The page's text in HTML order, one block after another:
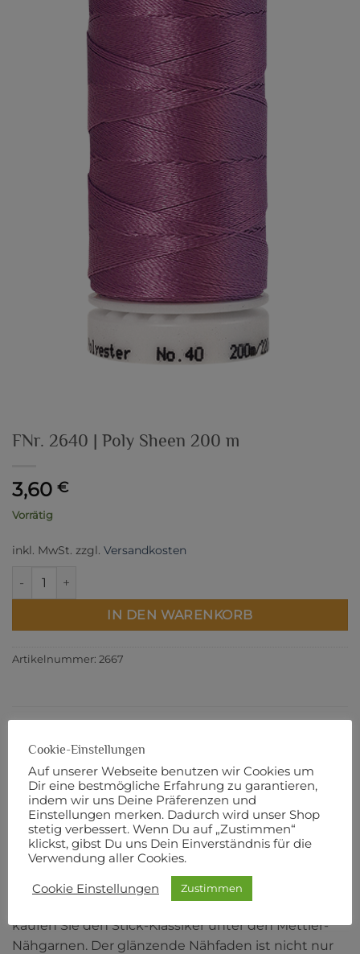
FNr. 2640 | Poly Sheen 200 m
3,60 €
Vorrätig
inkl. MwSt. zzgl. Versandkosten
IN DEN WARENKORB
Artikelnummer: 2667
BESCHREIBUNG
ZUSÄTZLICHE INFORMATIONEN
PRODUKTSICHERHEIT
POLY SHEEN No. 40
Robust, dekorativ und farbecht: Mit POLY SHEEN
kaufen Sie den Stick-Klassiker unter den Mettler-
Nähgarnen. Der glänzende Nähfaden ist nicht nur
Cookie-Einstellungen
Auf unserer Webseite benutzen wir Cookies um
Dir eine bestmögliche Erfahrung zu garantieren,
indem wir uns Deine Präferenzen und
Einstellungen merken. Dadurch wird unser Shop
stetig verbessert. Wenn Du auf „Zustimmen“
klickst, gibst Du uns Dein Einverständnis für die
Verwendung aller Cookies.
Cookie Einstellungen Zustimmen